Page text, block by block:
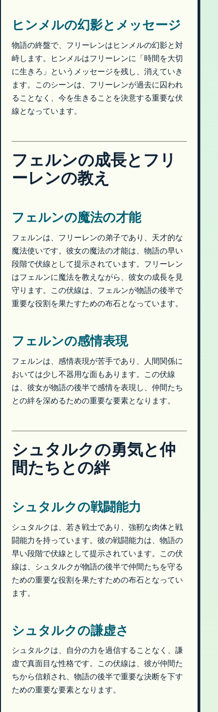
ヒンメルの幻影とメッセージ
物語の終盤で、フリーレンはヒンメルの幻影と対
峙します。ヒンメルはフリーレンに「時間を大切
に生きろ」というメッセージを残し、消えていき
ます。このシーンは、フリーレンが過去に囚われ
ることなく、今を生きることを決意する重要な伏
線となっています。
フェルンの成長とフリ
ーレンの教え
フェルンの魔法の才能
フェルンは、フリーレンの弟子であり、天才的な
魔法使いです。彼女の魔法の才能は、物語の早い
段階で伏線として提示されています。フリーレン
はフェルンに魔法を教えながら、彼女の成長を見
守ります。この伏線は、フェルンが物語の後半で
重要な役割を果たすための布石となっています。
フェルンの感情表現
フェルンは、感情表現が苦手であり、人間関係に
おいては少し不器用な面もあります。この伏線
は、彼女が物語の後半で感情を表現し、仲間たち
との絆を深めるための重要な要素となります。
シュタルクの勇気と仲
間たちとの絆
シュタルクの戦闘能力
シュタルクは、若き戦士であり、強靭な肉体と戦
闘能力を持っています。彼の戦闘能力は、物語の
早い段階で伏線として提示されています。この伏
線は、シュタルクが物語の後半で仲間たちを守る
ための重要な役割を果たすための布石となってい
ます。
シュタルクの謙虚さ
シュタルクは、自分の力を過信することなく、謙
虚で真面目な性格です。この伏線は、彼が仲間た
ちから信頼され、物語の後半で重要な決断を下す
ための重要な要素となります。